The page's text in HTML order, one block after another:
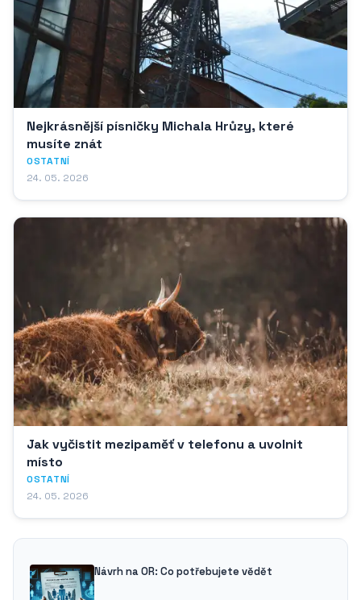
Nejkrásnější písničky Michala Hrůzy, které
musíte znát
OSTATNÍ
24. 05. 2026
Jak vyčistit mezipaměť v telefonu a uvolnit
místo
OSTATNÍ
24. 05. 2026
Návrh na OR: Co potřebujete vědět